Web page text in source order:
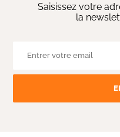
Saisissez votre
la